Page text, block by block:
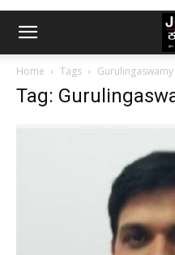
Home Tags
Tag: